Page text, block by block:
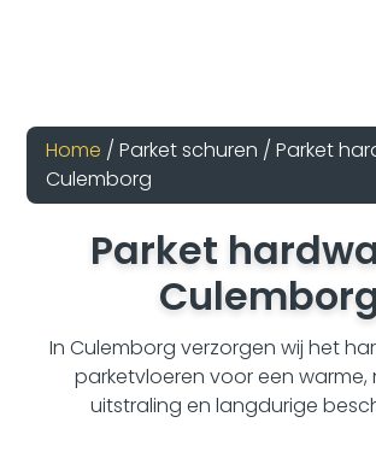
Home / Parket schuren / Parket
Culemborg
Parket
In Culemborg verzorgen wij het
parketvloeren voor een warme,
uitstraling en langdurige